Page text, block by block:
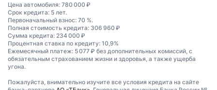
Цена автомобиля: 780 000 ₽
Срок кредита: 5 лет.
Первоначальный взнос: 70 %.
Полная стоимость кредита: 306 960 ₽
Сумма кредита: 234 000 ₽
Процентная ставка по кредиту: 10,9%
Ежемесячный платеж: 5 077 ₽ без дополнительных комиссий, с
обязательным страхованием жизни и здоровья, а также ущерба
угона.
Пожалуйста, внимательно изучите все условия кредита на сайте